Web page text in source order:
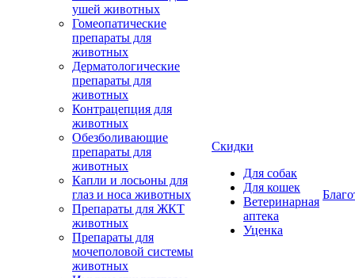
ушей животных
Гомеопатические
препараты для
животных
Дерматологические
препараты для
животных
Контрацепция для
животных
Обезболивающие
препараты для
животных
Капли и лосьоны для
глаз и носа животных
Препараты для ЖКТ
животных
Препараты для
мочеполовой системы
животных
Скидки
Для собак
Для кошек
Ветеринарная
аптека
Уценка